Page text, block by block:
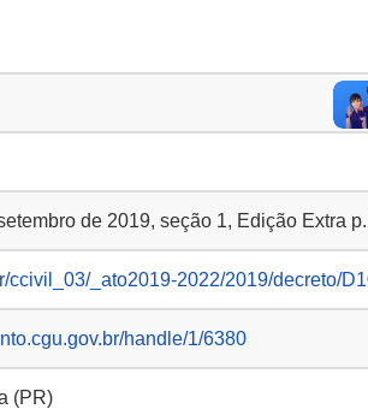
de 2019, seção 1, Edição Extra
ccivil_03/_ato2019-2022/2019/decreto/
handle/1/6380
(PR)